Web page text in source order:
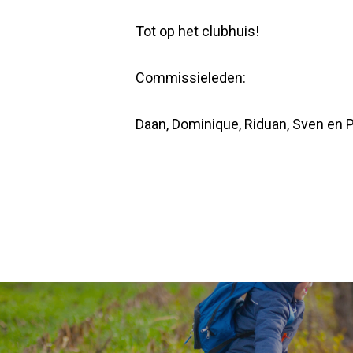
Tot op het clubhuis!
Commissieleden:
Daan, Dominique, Riduan, Sven en